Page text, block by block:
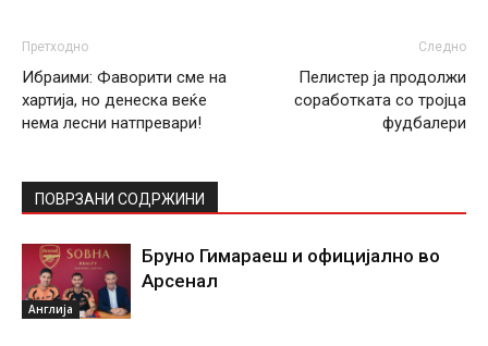
Претходно
Ибраими: Фаворити сме на
хартија, но денеска веќе
нема лесни натпревари!
Следно
Пелистер ја продолжи
соработката со тројца
фудбалери
ПОВРЗАНИ СОДРЖИНИ
Англија
Бруно Гимараеш и официјално во
Арсенал